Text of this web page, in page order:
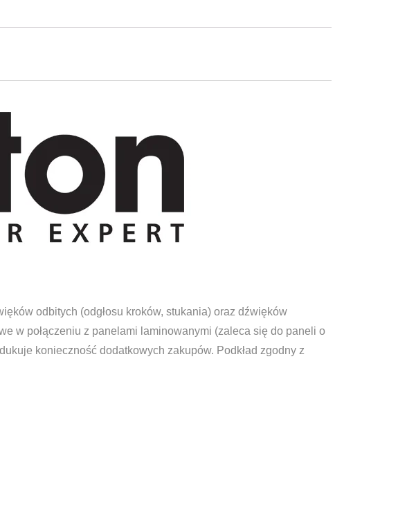
odbitych (odgłosu kroków, stukania) oraz dźwięków
w połączeniu z panelami laminowanymi (zaleca się do paneli o
konieczność dodatkowych zakupów. Podkład zgodny z